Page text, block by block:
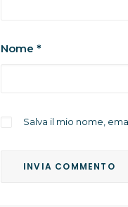
Nome *
Salva il mio nome,